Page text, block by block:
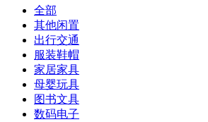
全部
其他闲置
出行交通
服装鞋帽
家居家具
母婴玩具
图书文具
数码电子